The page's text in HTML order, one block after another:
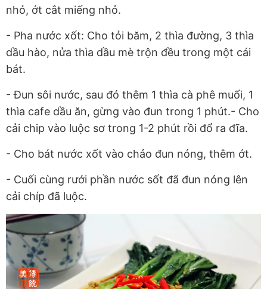
nhỏ, ớt cắt miếng nhỏ.
- Pha nước xốt: Cho tỏi băm, 2 thìa đường, 3 thìa
dầu hào, nửa thìa dầu mè trộn đều trong một cái
bát.
- Đun sôi nước, sau đó thêm 1 thìa cà phê muối, 1
thìa cafe dầu ăn, gừng vào đun trong 1 phút.- Cho
cải chip vào luộc sơ trong 1-2 phút rồi đổ ra đĩa.
- Cho bát nước xốt vào chảo đun nóng, thêm ớt.
- Cuối cùng rưới phần nước sốt đã đun nóng lên
cải chíp đã luộc.